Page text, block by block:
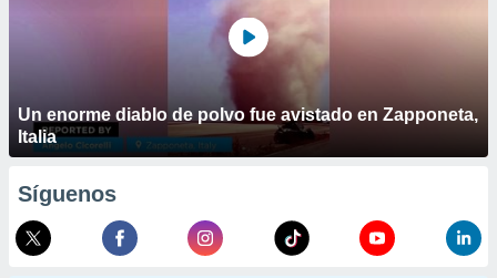
Un enorme diablo de polvo fue avistado en Zapponeta,
Italia
Síguenos